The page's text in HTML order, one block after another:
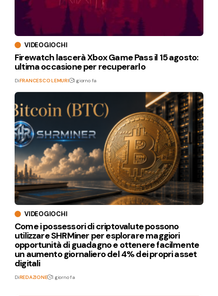
VIDEOGIOCHI
Firewatch lascerà Xbox Game Pass il 15 agosto:
ultima occasione per recuperarlo
DiFRANCESCO LEMURI 1 giorno fa
VIDEOGIOCHI
Come i possessori di criptovalute possono
utilizzare SHRMiner per esplorare maggiori
opportunità di guadagno e ottenere facilmente
un aumento giornaliero del 4% dei propri asset
digitali
DiREDAZIONE 1 giorno fa